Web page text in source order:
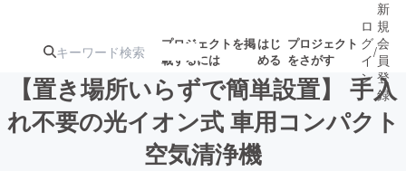
プロジェクトを掲
載するには
はじ
める
プロジェクト
をさがす
注目の新着プロ募集終了が近いプ
ロ
グ
イ
ン
/
新
規
会
員
登
録
【置き場所いらずで簡単設置】 手入
れ不要の光イオン式 車用コンパクト
空気清浄機